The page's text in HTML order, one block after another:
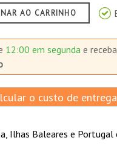
AO CARRINHO
12:00 em segunda e
o custo de entrega
Ilhas Baleares e